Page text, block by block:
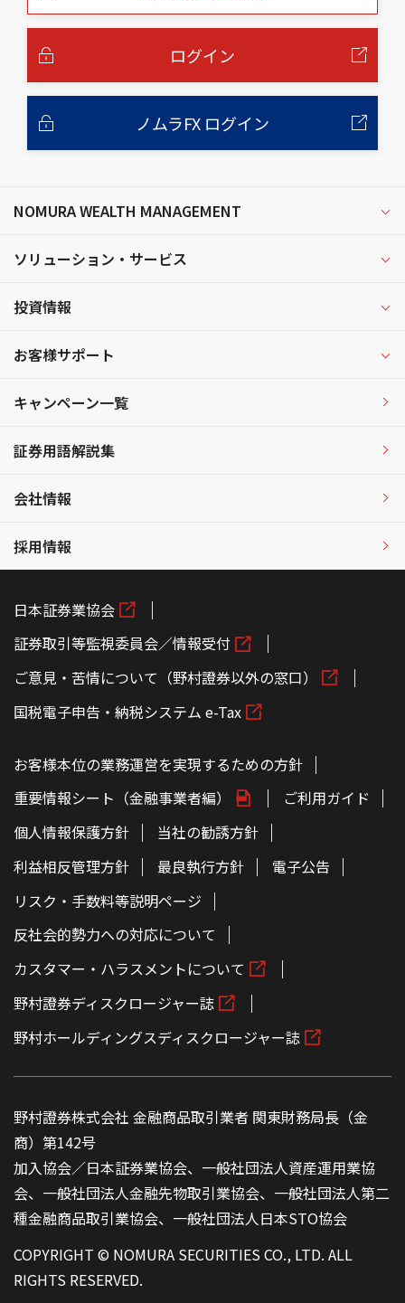
ログイン
ノムラFX ログイン
NOMURA WEALTH MANAGEMENT
ソリューション・サービス
投資情報
お客様サポート
キャンペーン一覧
証券用語解説集
会社情報
採用情報
日本証券業協会
証券取引等監視委員会／情報受付
ご意見・苦情について（野村證券以外の窓口）
国税電子申告・納税システム e-Tax
お客様本位の業務運営を実現するための方針
重要情報シート（金融事業者編）
ご利用ガイド
個人情報保護方針
当社の勧誘方針
利益相反管理方針
最良執行方針
電子公告
リスク・手数料等説明ページ
反社会的勢力への対応について
カスタマー・ハラスメントについて
野村證券ディスクロージャー誌
野村ホールディングスディスクロージャー誌
野村證券株式会社 金融商品取引業者 関東財務局長（金
商）第142号
加入協会／日本証券業協会、一般社団法人資産運用業協
会、一般社団法人金融先物取引業協会、一般社団法人第二
種金融商品取引業協会、一般社団法人日本STO協会
COPYRIGHT © NOMURA SECURITIES CO., LTD. ALL
RIGHTS RESERVED.